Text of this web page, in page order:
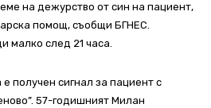
на дежурство от син на пациент,
помощ, съобщи БГНЕС.
малко след 21 часа.
получен сигнал за пациент с
57-годишният Милан